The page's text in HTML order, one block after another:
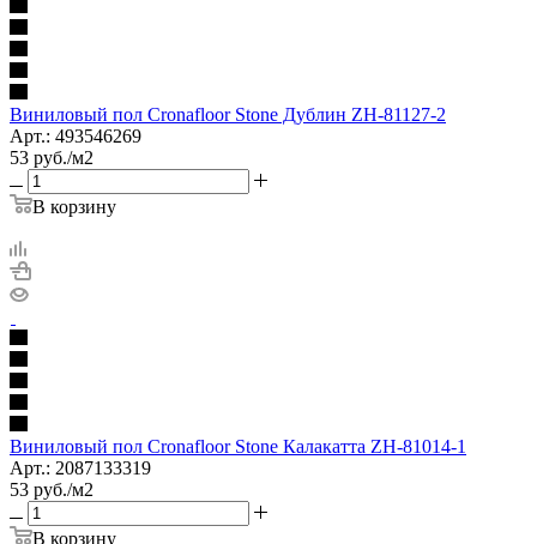
Виниловый пол Cronafloor Stone Дублин ZH-81127-2
Арт.: 493546269
53 руб./м2
В корзину
Виниловый пол Cronafloor Stone Калакатта ZH-81014-1
Арт.: 2087133319
53 руб./м2
В корзину